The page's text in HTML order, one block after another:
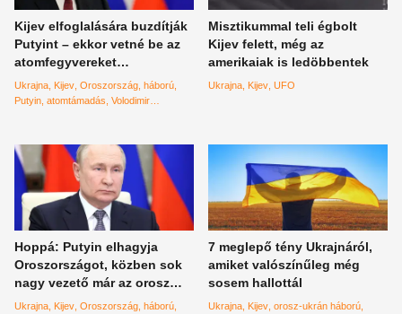
Kijev elfoglalására buzdítják
Putyint – ekkor vetné be az
atomfegyvereket
Oroszország
Ukrajna Kijev Oroszország háború
Putyin atomtámadás Volodimir
Misztikummal teli égbolt
Kijev felett, még az
amerikaiak is ledöbbentek
Ukrajna Kijev UFO
Hoppá: Putyin elhagyja
Oroszországot, közben sok
nagy vezető már az orosz
elnökön viccelődött
Ukrajna Kijev Oroszország háború
7 meglepő tény Ukrajnáról,
amiket valószínűleg még
sosem hallottál
Ukrajna Kijev orosz-ukrán háború